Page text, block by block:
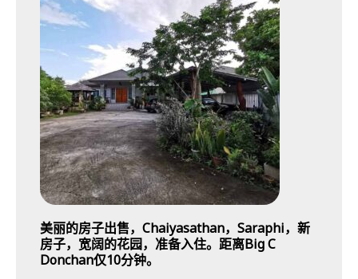
美丽的房子出售，Chaiyasathan，Saraphi，新
房子，宽阔的花园，准备入住。距离Big C
Donchan仅10分钟。